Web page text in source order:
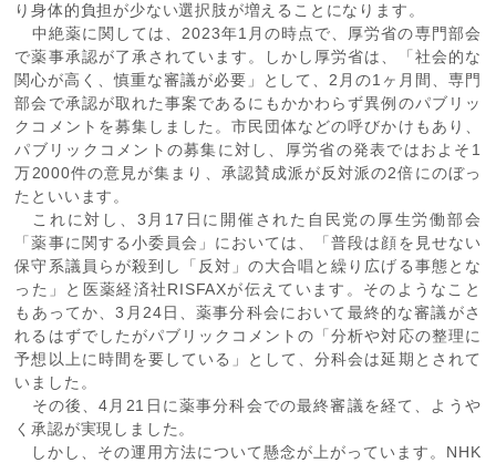
り身体的負担が少ない選択肢が増えることになります。
中絶薬に関しては、2023年1 月の時点で、厚労省の専門部会
で薬事承認が了承されています。しかし厚労省は、「社会的な
関心が高く、慎重な審議が必要」として、2 月の1 ヶ月間、専門
部会で承認が取れた事案であるにもかかわらず異例のパブリッ
クコメントを募集しました。市民団体などの呼びかけもあり、
パブリックコメントの募集に対し、厚労省の発表ではおよそ 1
万2000件の意見が集まり、承認賛成派が反対派の2倍にのぼっ
たといいます。
これに対し、3月 17 日に開催された自民党の厚生労働部会
「薬事に関する小委員会」においては、「普段は顔を見せない
保守系議員らが殺到し「反対」の大合唱と繰り広げる事態とな
った」と医薬経済社RISFAXが伝えています。そのようなこと
もあってか、3月 24日、薬事分科会において最終的な審議がさ
れるはずでしたがパブリックコメントの「分析や対応の整理に
予想以上に時間を要している」として、分科会は延期とされて
いました。
その後、4月 21 日に薬事分科会での最終審議を経て、ようや
く承認が実現しました。
しかし、その運用方法について懸念が上がっています。 NHK